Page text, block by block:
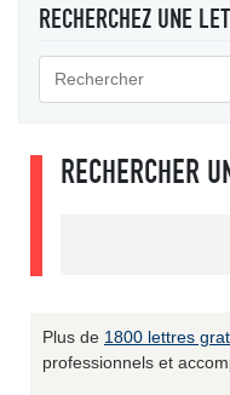
RECHERCHEZ UNE
RECHERCHER
Plus de 1800 lettres
professionnels et